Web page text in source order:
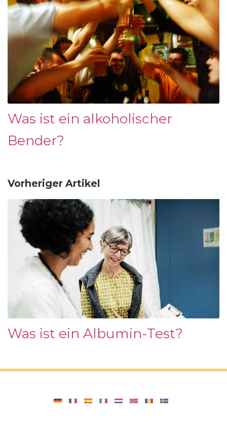
Was ist ein alkoholischer
Bender?
Vorheriger Artikel
Was ist ein Albumin-Test?